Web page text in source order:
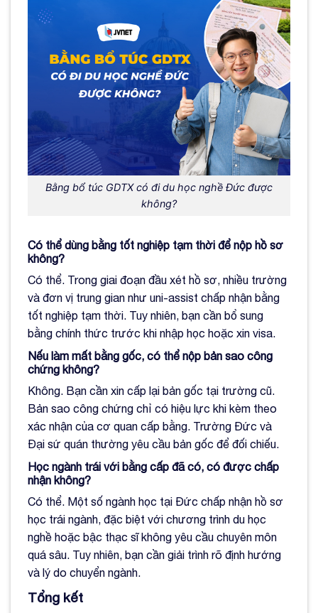
Bằng bổ túc GDTX có đi du học nghề Đức được
không?
Có thể dùng bằng tốt nghiệp tạm thời để nộp hồ sơ
không?
Có thể. Trong giai đoạn đầu xét hồ sơ, nhiều trường
và đơn vị trung gian như uni-assist chấp nhận bằng
tốt nghiệp tạm thời. Tuy nhiên, bạn cần bổ sung
bằng chính thức trước khi nhập học hoặc xin visa.
Nếu làm mất bằng gốc, có thể nộp bản sao công
chứng không?
Không. Bạn cần xin cấp lại bản gốc tại trường cũ.
Bản sao công chứng chỉ có hiệu lực khi kèm theo
xác nhận của cơ quan cấp bằng. Trường Đức và
Đại sứ quán thường yêu cầu bản gốc để đối chiếu.
Học ngành trái với bằng cấp đã có, có được chấp
nhận không?
Có thể. Một số ngành học tại Đức chấp nhận hồ sơ
học trái ngành, đặc biệt với chương trình du học
nghề hoặc bậc thạc sĩ không yêu cầu chuyên môn
quá sâu. Tuy nhiên, bạn cần giải trình rõ định hướng
và lý do chuyển ngành.
Tổng kết